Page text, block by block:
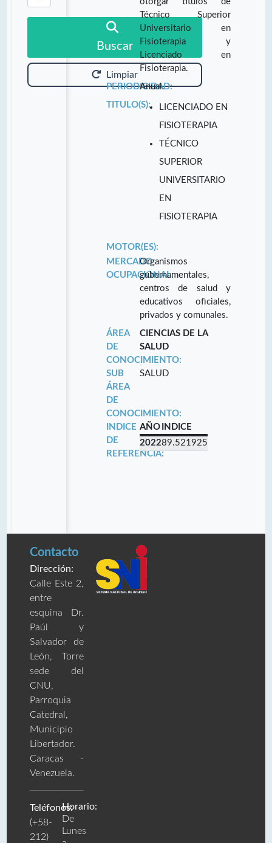
Buscar
Limpiar
Técnico Superior
Universitario en
Fisioterapia y
Licenciado en
Fisioterapia.
PERIODICIDAD:
Anual.
TITULO(S):
LICENCIADO EN
FISIOTERAPIA
TÉCNICO
SUPERIOR
UNIVERSITARIO
EN
FISIOTERAPIA
MOTOR(ES):
MERCADO
OCUPACIONAL:
Organismos
gubernamentales,
centros de salud y
educativos oficiales,
privados y comunales.
ÁREA
DE
CONOCIMIENTO:
CIENCIAS DE LA
SALUD
SUB
ÁREA
DE
CONOCIMIENTO:
SALUD
INDICE
DE
REFERENCIA:
AÑO INDICE
202289.521925
Contacto
Dirección:
Calle Este 2,
entre
esquina Dr.
Paúl y
Salvador de
León, Torre
sede del
CNU,
Parroquia
Catedral,
Municipio
Libertador.
Caracas -
Venezuela.
Teléfonos:
(+58-
212)
Horario:
De
Lunes